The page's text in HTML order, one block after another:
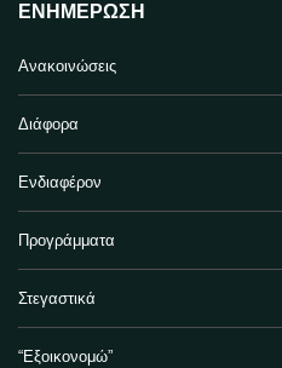
ΕΝΗΜΈΡΩΣΗ
Ανακοινώσεις
Διάφορα
Ενδιαφέρον
Προγράμματα
Στεγαστικά
“Εξοικονομώ”